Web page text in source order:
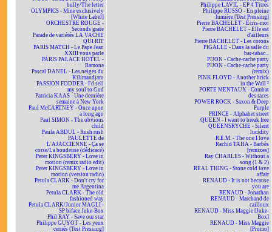
bully/The letter
OLYMPICS - Mine exclusively
[White Label]
ORCHESTRE ROUGE -
Seconds grate
Parade de variétés LA VACHE
QUI RIT
PARIS MATCH - Le Pape Jean
XXIII vous parle
PARIS PALACE HOTEL -
Ramona
Pascal DANEL - Les neiges du
Kilimandjaro
PASSION FODDER - I'd sell
my soul to God
Patricia KAAS - Une dernière
semaine à New York
Paul McCARTNEY - Once upon
a long ago
Paul SIMON - The obvious
child
Paula ABDUL - Rush rush
PAULETTE de
L'AJACCIENNE - Ça se
corse/La boudeuse (dédicacé)
Peter KINGSBERY - Love in
motion (remix radio edit)
Peter KINGSBERY - Love in
motion (version radio)
Petula CLARK - Don't cry for
me Argentina
Petula CLARK - The old
fashioned way
Petula CLARK/Junior MAGLI -
SP biface Juke-Box
Phil RAY - Save our star
Philippe GUYOT - Les yeux
cernés [Test Pressing]
Philippe LAVIL - EP 4 Titres
Philippe RUSSO - En pleine
lumière [Test Pressing]
Pierre BACHELET - Écris-moi
Pierre BACHELET - Elle est
d'ailleurs
Pierre BACHELET - Les corons
PIGALLE - Dans la salle du
bar-tabac...
PIJON - Cache-cache party
PIJON - Cache-cache party
(remix)
PINK FLOYD - Another brick
in the Wall ²
PORTE MENTAUX - Combat
des races
POWER ROCK - Saxon & Deep
Purple
PRINCE - Alphabet street
QUEEN - I want to break free
QUEENSRYCHE - Silent
lucidity
R.E.M. - The one I love
Rachid TAHA - Barbès
[remixes]
Ray CHARLES - Without a
song (1 & 2)
REAL THING - Stone cold love
affair
RENAUD - It is not because
you are
RENAUD - Jonathan
RENAUD - Marchand de
cailloux
RENAUD - Miss Maggie [Juke-
Box]
RENAUD - Miss Maggie
[Promo]